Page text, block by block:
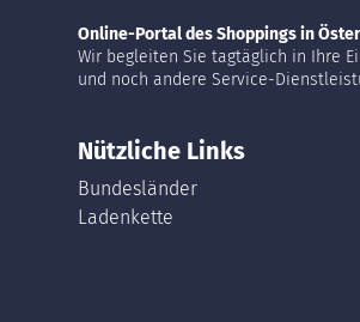
Online-Portal des Shoppings in
Wir begleiten Sie tagtäglich in Ihre
und noch andere Service-
Nützliche Links
Bundesländer
Ladenkette